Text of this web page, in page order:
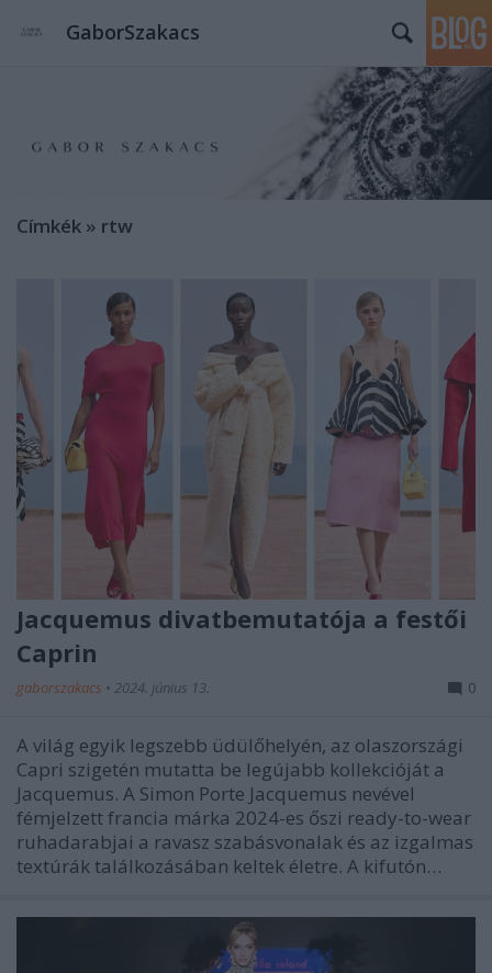
GaborSzakacs
Címkék » rtw
Jacquemus divatbemutatója a festői
Caprin
gaborszakacs • 2024. június 13. 0
A világ egyik legszebb üdülőhelyén, az olaszországi
Capri szigetén mutatta be legújabb kollekcióját a
Jacquemus. A Simon Porte Jacquemus nevével
fémjelzett francia márka 2024-es őszi ready-to-wear
ruhadarabjai a ravasz szabásvonalak és az izgalmas
textúrák találkozásában keltek életre. A kifutón…